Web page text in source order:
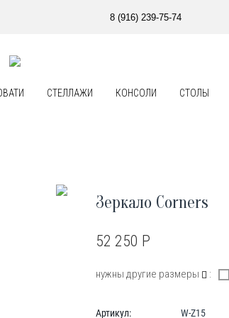
8 (916) 239-75-74
СТЕЛЛАЖИ КОНСОЛИ СТОЛЫ
Зеркало Сorners
52 250 Р
нужны другие размеры :
Артикул: W-Z15